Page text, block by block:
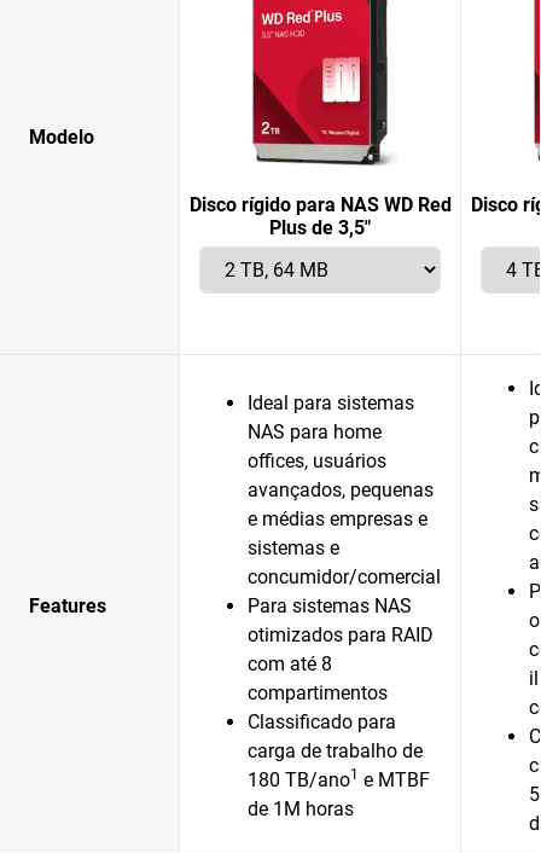
Modelo
Disco rígido para NAS WD Red
Plus de 3,5"
Disco
Features
Ideal para sistemas
NAS para home
offices, usuários
avançados, pequenas
e médias empresas e
sistemas e
concumidor/comercial
Para sistemas NAS
otimizados para RAID
com até 8
compartimentos
Classificado para
carga de trabalho de
180 TB/ano1 e MTBF
de 1M horas